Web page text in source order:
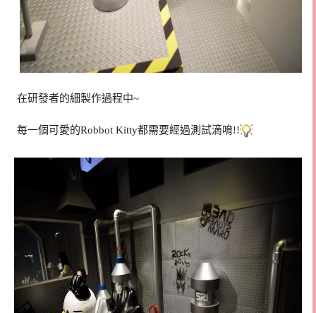
在研發者的細製作過程中~
每一個可愛的Robbot Kitty都需要經過測試滴唷!!